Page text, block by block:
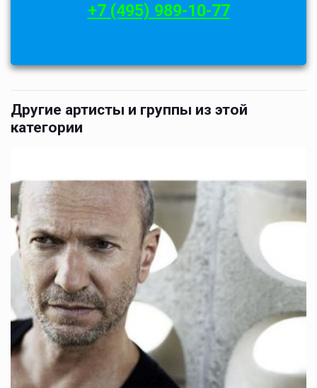
+7 (495) 989-10-77
Другие артисты и группы из этой
категории